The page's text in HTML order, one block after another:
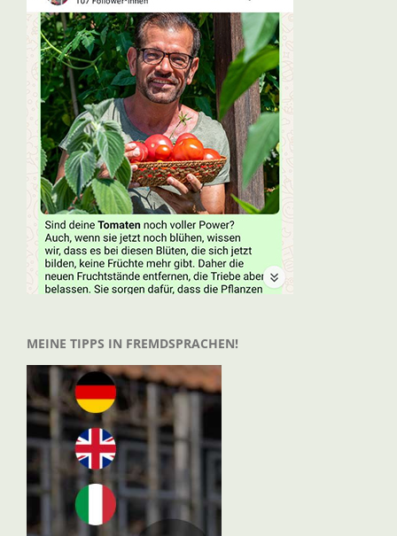
MEINE TIPPS IN FREMDSPRACHEN!